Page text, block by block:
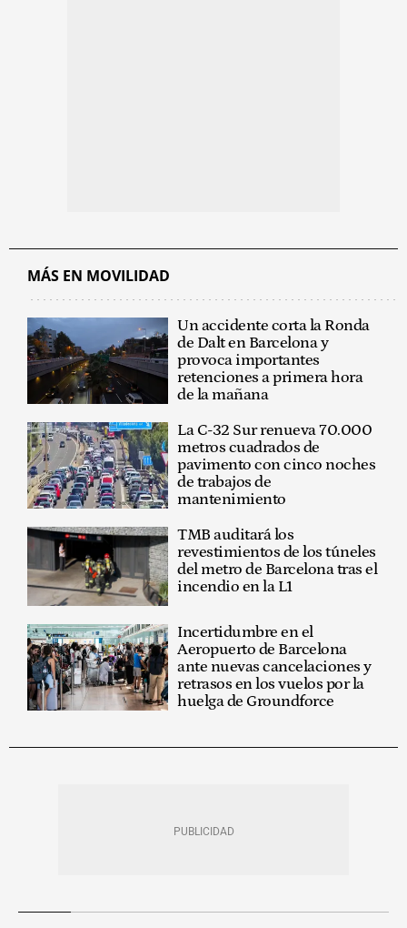
MÁS EN MOVILIDAD
Un accidente corta la Ronda
de Dalt en Barcelona y
provoca importantes
retenciones a primera hora
de la mañana
La C-32 Sur renueva 70.000
metros cuadrados de
pavimento con cinco noches
de trabajos de
mantenimiento
TMB auditará los
revestimientos de los túneles
del metro de Barcelona tras el
incendio en la L1
Incertidumbre en el
Aeropuerto de Barcelona
ante nuevas cancelaciones y
retrasos en los vuelos por la
huelga de Groundforce